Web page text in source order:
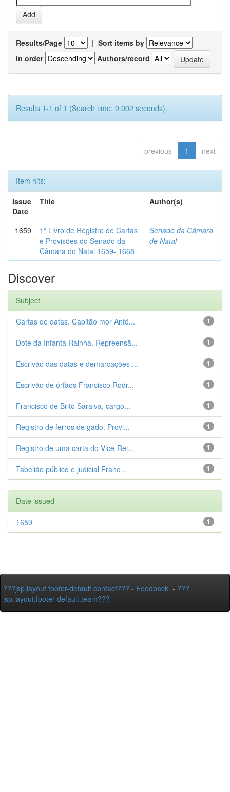
Results/Page | Sort items by
In order
Authors/record
Results 1-1 of 1 (Search time: 0.002 seconds).
previous 1 next
Item hits:
Issue
Date
Title Author(s)
1659
1º Livro de Registro de Cartas
e Provisões do Senado da
Câmara do Natal 1659- 1668
Senado da Câmara
de Natal
Discover
Subject
1
Cartas de datas. Capitão mor Antô...
1
Dote da Infanta Rainha. Repreensã...
1
Escrivão das datas e demarcações ...
1
Escrivão de órfãos Francisco Rodr...
1
Francisco de Brito Saraiva, cargo...
1
Registro de ferros de gado. Provi...
1
Registro de uma carta do Vice-Rei...
1
Tabelião público e judicial Franc...
Date issued
1
1659
???jsp.layout.footer-default.contact??? - Feedback - ???
jsp.layout.footer-default.team???